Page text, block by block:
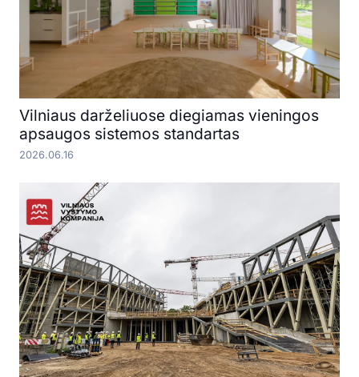
Vilniaus darželiuose diegiamas vieningos
apsaugos sistemos standartas
2026.06.16